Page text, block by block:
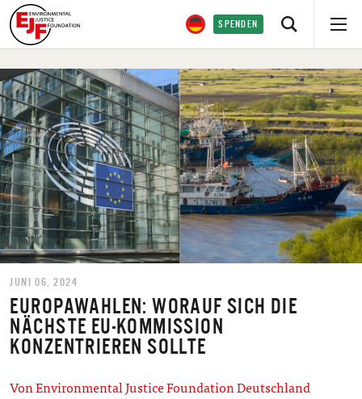
SPENDEN
JUNI 06, 2024
EUROPAWAHLEN: WORAUF SICH DIE
NÄCHSTE EU-KOMMISSION
KONZENTRIEREN SOLLTE
Von Environmental Justice Foundation Deutschland